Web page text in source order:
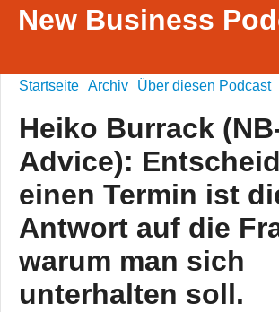
New Business
Startseite Archiv Über diesen Podcast
Heiko Burrack
Advice):
einen Termin ist
Antwort auf die
warum man sich
unterhalten soll.